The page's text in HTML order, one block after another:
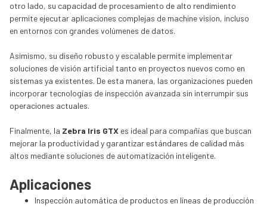
otro lado, su capacidad de procesamiento de alto rendimiento
permite ejecutar aplicaciones complejas de machine vision, incluso
en entornos con grandes volúmenes de datos.
Asimismo, su diseño robusto y escalable permite implementar
soluciones de visión artificial tanto en proyectos nuevos como en
sistemas ya existentes. De esta manera, las organizaciones pueden
incorporar tecnologías de inspección avanzada sin interrumpir sus
operaciones actuales.
Finalmente, la Zebra Iris GTX es ideal para compañías que buscan
mejorar la productividad y garantizar estándares de calidad más
altos mediante soluciones de automatización inteligente.
Aplicaciones
Inspección automática de productos en líneas de producción